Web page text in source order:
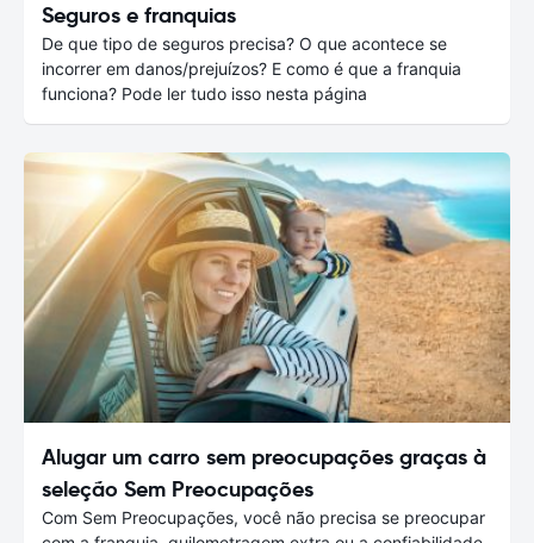
Seguros e franquias
De que tipo de seguros precisa? O que acontece se
incorrer em danos/prejuízos? E como é que a franquia
funciona? Pode ler tudo isso nesta página
Alugar um carro sem preocupações graças à
seleção Sem Preocupações
Com Sem Preocupações, você não precisa se preocupar